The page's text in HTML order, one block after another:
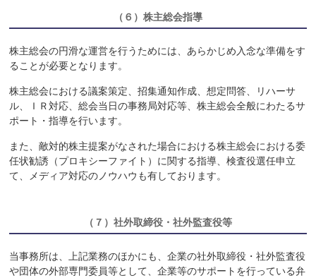
（６） 株主総会指導
株主総会の円滑な運営を行うためには、あらかじめ入念な準備をす
ることが必要となります。
株主総会における議案策定、招集通知作成、想定問答、リハーサ
ル、ＩＲ対応、総会当日の事務局対応等、株主総会全般にわたるサ
ポート・指導を行います。
また、敵対的株主提案がなされた場合における株主総会における委
任状勧誘（プロキシーファイト）に関する指導、検査役選任申立
て、メディア対応のノウハウも有しております。
（７） 社外取締役・社外監査役等
当事務所は、上記業務のほかにも、企業の社外取締役・社外監査役
や団体の外部専門委員等として、企業等のサポートを行っている弁